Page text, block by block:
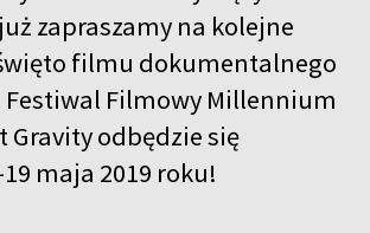
zapraszamy na kolejne
filmu dokumentalnego
Festiwal Filmowy Millennium
Gravity odbędzie się
maja 2019 roku!